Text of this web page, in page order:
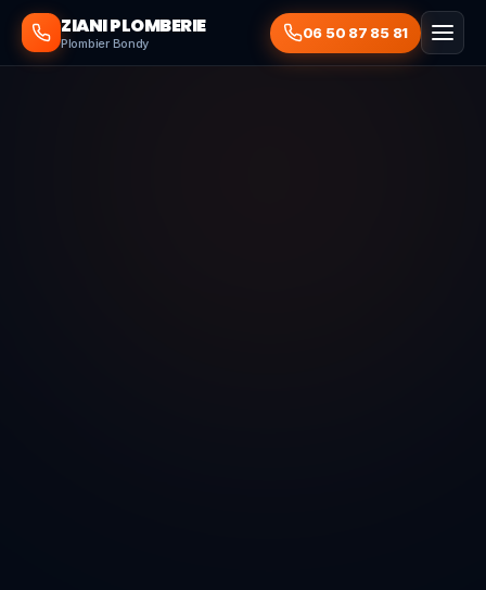
ZIANI PLOMBERIE
Plombier Bondy
06 50 87 85 81